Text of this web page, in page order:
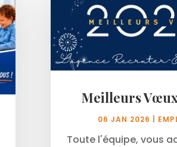
Meilleurs
06 JAN 2026
Toute l'équipe, vous